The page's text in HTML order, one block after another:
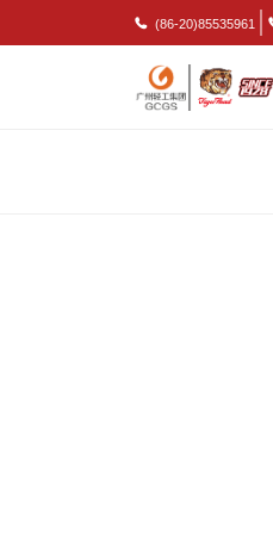
(86-20)85535961